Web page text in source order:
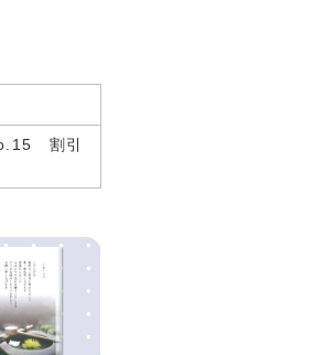
割引